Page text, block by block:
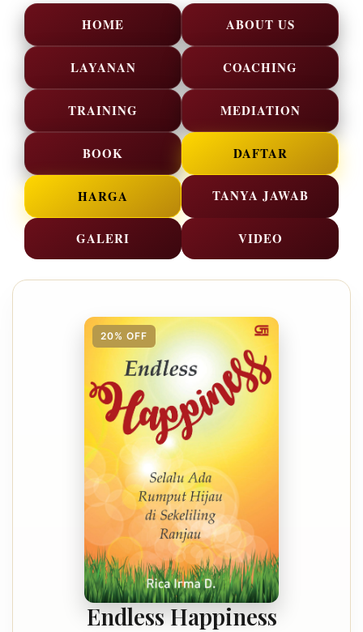
HOME ABOUT US
LAYANAN COACHING
TRAINING MEDIATION
BOOK DAFTAR
HARGA TANYA JAWAB
GALERI VIDEO
20% OFF
Endless Happiness